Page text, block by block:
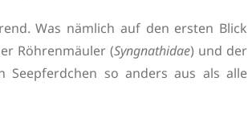
Was nämlich auf den ersten Blick
Röhrenmäuler (Syngnathidae) und der
Seepferdchen so anders aus als alle